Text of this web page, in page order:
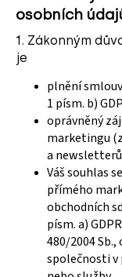
osobních
1. Zákonným
je
plnění
1 písm. b)
oprávněný
marketingu
a
Váš souhlas
přímého
obchodních
písm. a)
480/2004
společnosti v